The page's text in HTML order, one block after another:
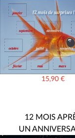
15,90€
12 MOIS
UN